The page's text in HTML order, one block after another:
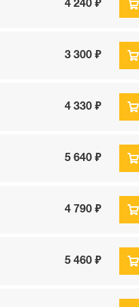
4 240 ₽
3 300 ₽
4 330 ₽
5 640 ₽
4 790 ₽
5 460 ₽